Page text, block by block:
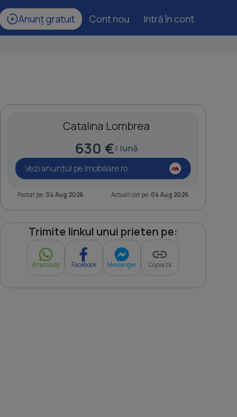
Anunț gratuit Cont nou Intră în cont
Catalina Lombrea
630 €/ lună
Vezi anunțul pe Imobiliare.ro
Postat pe: 04 Aug 2026 Actualizat pe: 04 Aug 2026
Trimite linkul unui prieten pe:
Whatsapp Facebook Messenger Copiază